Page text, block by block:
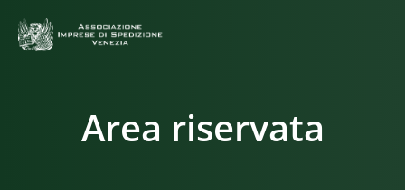
Area riservata